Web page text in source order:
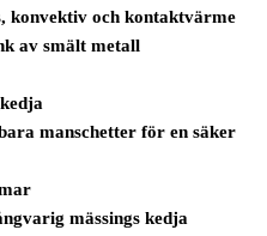
konvektiv och kontaktvärme
av smält metall
manschetter för en säker
mässings kedja